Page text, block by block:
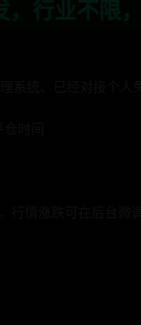
术开发，